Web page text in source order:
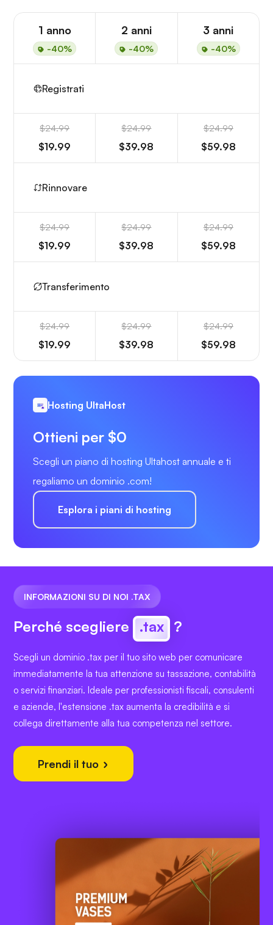
1 anno
-40%
2 anni
-40%
3 anni
-40%
Registrati
$24.99
$19.99
$24.99
$39.98
$24.99
$59.98
Rinnovare
$24.99
$19.99
$24.99
$39.98
$24.99
$59.98
Transferimento
$24.99
$19.99
$24.99
$39.98
$24.99
$59.98
Hosting UltaHost
Ottieni per $0
Scegli un piano di hosting Ultahost annuale e ti
regaliamo un dominio .com!
Esplora i piani di hosting
INFORMAZIONI SU DI NOI .TAX
Perché scegliere .tax ?
Scegli un dominio .tax per il tuo sito web per comunicare
immediatamente la tua attenzione su tassazione, contabilità
o servizi finanziari. Ideale per professionisti fiscali, consulenti
e aziende, l'estensione .tax aumenta la credibilità e si
collega direttamente alla tua competenza nel settore.
Prendi il tuo